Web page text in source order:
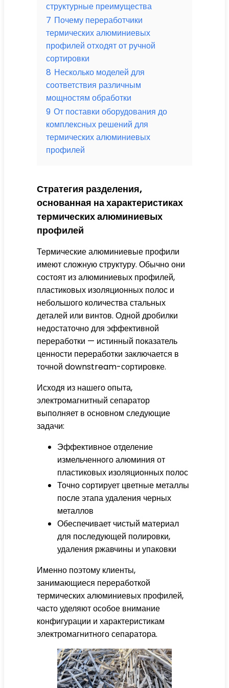
структурные преимущества
7 Почему переработчики
термических алюминиевых
профилей отходят от ручной
сортировки
8 Несколько моделей для
соответствия различным
мощностям обработки
9 От поставки оборудования до
комплексных решений для
термических алюминиевых
профилей
Стратегия разделения,
основанная на характеристиках
термических алюминиевых
профилей
Термические алюминиевые профили
имеют сложную структуру. Обычно они
состоят из алюминиевых профилей,
пластиковых изоляционных полос и
небольшого количества стальных
деталей или винтов. Одной дробилки
недостаточно для эффективной
переработки — истинный показатель
ценности переработки заключается в
точной downstream-сортировке.
Исходя из нашего опыта,
электромагнитный сепаратор
выполняет в основном следующие
задачи:
Эффективное отделение
измельченного алюминия от
пластиковых изоляционных полос
Точно сортирует цветные металлы
после этапа удаления черных
металлов
Обеспечивает чистый материал
для последующей полировки,
удаления ржавчины и упаковки
Именно поэтому клиенты,
занимающиеся переработкой
термических алюминиевых профилей,
часто уделяют особое внимание
конфигурации и характеристикам
электромагнитного сепаратора.